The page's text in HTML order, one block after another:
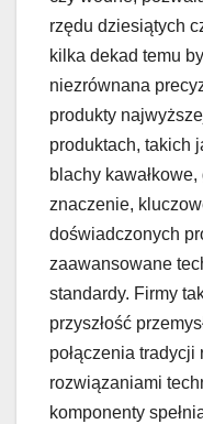
rzędu dziesiątych
kilka dekad temu
niezrównana
produkty
produktach, takich
blachy
znaczenie,
doświadczonych
zaawansowane
standardy. Firmy
przyszłość
połączenia tradycji
rozwiązaniami
komponenty